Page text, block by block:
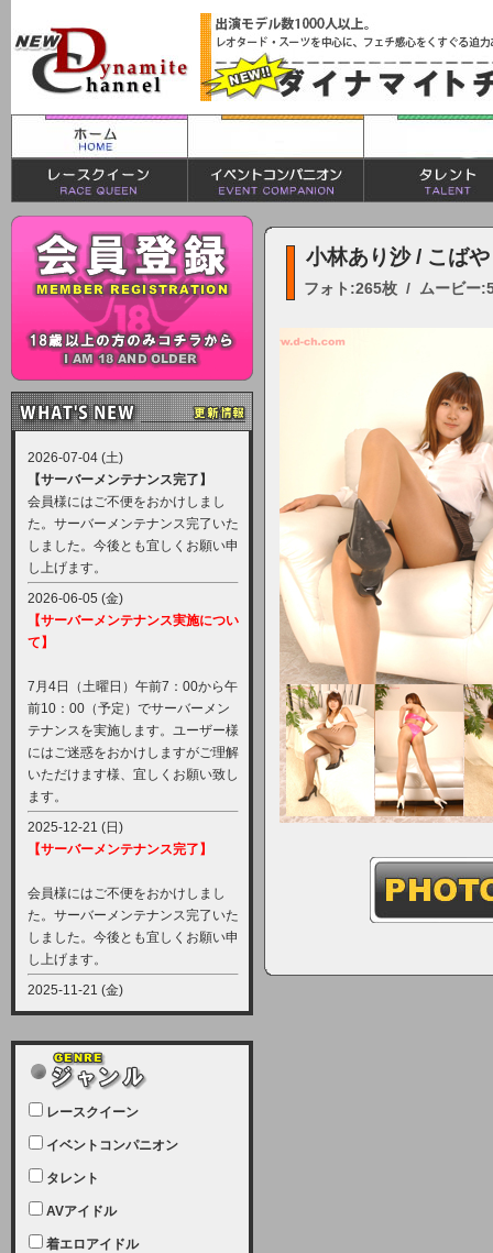
2026-07-04 (土)
【サーバーメンテナンス完了】
会員様にはご不便をおかけしまし
た。サーバーメンテナンス完了いた
しました。今後とも宜しくお願い申
し上げます。
2026-06-05 (金)
【サーバーメンテナンス実施につい
て】
7月4日（土曜日）午前7：00から午
前10：00（予定）でサーバーメン
テナンスを実施します。ユーザー様
にはご迷惑をおかけしますがご理解
いただけます様、宜しくお願い致し
ます。
2025-12-21 (日)
【サーバーメンテナンス完了】
会員様にはご不便をおかけしまし
た。サーバーメンテナンス完了いた
しました。今後とも宜しくお願い申
し上げます。
2025-11-21 (金)
【サーバーメンテナンス実施につい
12月21日（日曜日）午前9：00か
ら午前11：00（予定）でサーバー
メンテナンスを実施します。ユーザ
ー様にはご迷惑をおかけしますがご
理解いただけます様、宜しくお願い
致します。
2025-07-05 (土)
【サーバーメンテナンス完了のお知
レースクイーン
イベントコンパニオン
タレント
AVアイドル
着エロアイドル
小林あり沙 / こば
フォト:265枚 / ムービー